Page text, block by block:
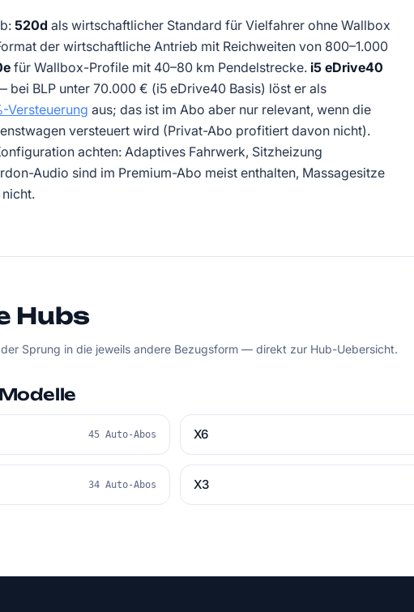
520d als wirtschaftlicher Standard für Vielfahrer ohne Wallbox
der wirtschaftliche Antrieb mit Reichweiten von 800–1.000
für Wallbox-Profile mit 40–80 km Pendelstrecke. i5 eDrive40
bei BLP unter 70.000 € (i5 eDrive40 Basis) löst er als
Versteuerung aus; das ist im Abo aber nur relevant, wenn die
versteuert wird (Privat-Abo profitiert davon nicht).
achten: Adaptives Fahrwerk, Sitzheizung
Audio sind im Premium-Abo meist enthalten, Massagesitze
Hubs
Sprung in die jeweils andere Bezugsform — direkt zur Hub-Uebersicht.
45 Auto-Abos X6
34 Auto-Abos X3